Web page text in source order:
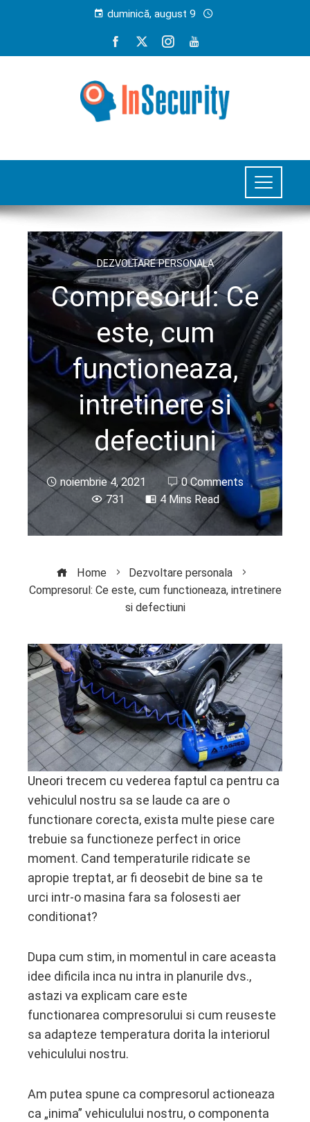
duminică, august 9
DEZVOLTARE PERSONALA
Compresorul: Ce
este, cum
functioneaza,
intretinere si
defectiuni
noiembrie 4, 2021
0 Comments
731
4 Mins Read
Home
Dezvoltare personala
Compresorul: Ce este, cum functioneaza, intretinere
si defectiuni
Uneori trecem cu vederea faptul ca pentru ca
vehiculul nostru sa se laude ca are o
functionare corecta, exista multe piese care
trebuie sa functioneze perfect in orice
moment. Cand temperaturile ridicate se
apropie treptat, ar fi deosebit de bine sa te
urci intr-o masina fara sa folosesti aer
conditionat?
Dupa cum stim, in momentul in care aceasta
idee dificila inca nu intra in planurile dvs.,
astazi va explicam care este
functionarea compresorului si cum reuseste
sa adapteze temperatura dorita la interiorul
vehiculului nostru.
Am putea spune ca compresorul actioneaza
ca „inima” vehiculului nostru, o componenta